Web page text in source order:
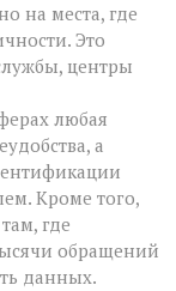
на места, где
Это
центры
любая
а
Кроме того,
где
обращений
данных.